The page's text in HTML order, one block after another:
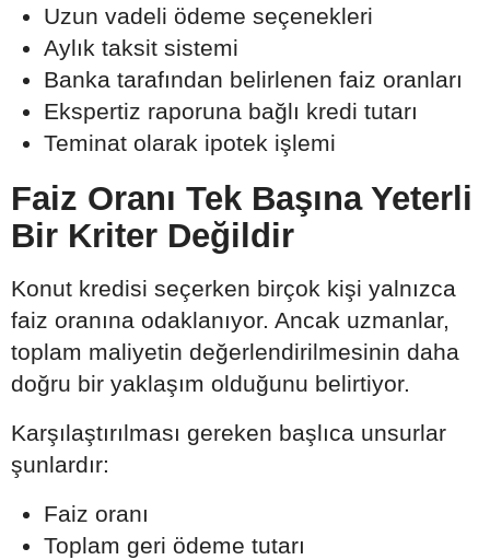
Uzun vadeli ödeme seçenekleri
Aylık taksit sistemi
Banka tarafından belirlenen faiz oranları
Ekspertiz raporuna bağlı kredi tutarı
Teminat olarak ipotek işlemi
Faiz Oranı Tek Başına Yeterli
Bir Kriter Değildir
Konut kredisi seçerken birçok kişi yalnızca
faiz oranına odaklanıyor. Ancak uzmanlar,
toplam maliyetin değerlendirilmesinin daha
doğru bir yaklaşım olduğunu belirtiyor.
Karşılaştırılması gereken başlıca unsurlar
şunlardır:
Faiz oranı
Toplam geri ödeme tutarı